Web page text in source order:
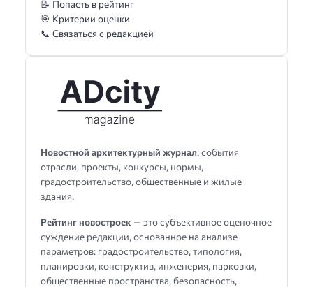
Новостной архитектурный журнал: события
отрасли, проекты, конкурсы, нормы,
градостроительство, общественные и жилые
здания.
Рейтинг новостроек — это субъективное оценочное
суждение редакции, основанное на анализе
параметров: градостроительство, типология,
планировки, конструктив, инженерия, парковки,
общественные пространства, безопасность,
📝 Попасть в рейтинг
🎯 Критерии оценки
📞 Связаться с редакцией